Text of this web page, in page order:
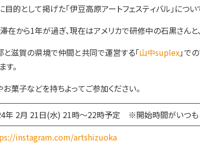
的として掲げた「伊豆高原アートフェスティバル」につ
在から1年が過ぎ、現在はアメリカで研修中の石黒さんと
と滋賀の県境で仲間と共同で運営する「山中suplex」で
。
菓子などを持ちよってご参加ください。
年 2月 21日(水) 21時〜22時予定 ※開始時間がいつもと
instagram.com/artshizuoka